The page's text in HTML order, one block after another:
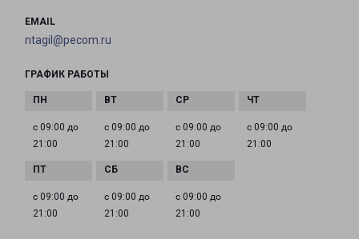
EMAIL
ntagil@pecom.ru
ГРАФИК РАБОТЫ
с 09:00 до
21:00
с 09:00 до
21:00
с 09:00 до
21:00
с 09:00 до
21:00
с 09:00 до
21:00
с 09:00 до
21:00
с 09:00 до
21:00